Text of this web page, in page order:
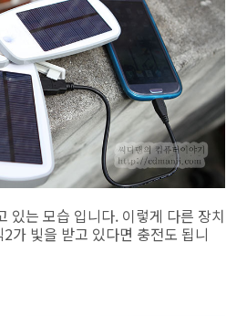
있는 모습 입니다. 이렇게 다른 장치
가 빛을 받고 있다면 충전도 됩니